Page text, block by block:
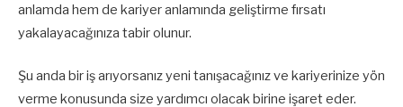
anlamda hem de kariyer anlamında geliştirme fırsatı
yakalayacağınıza tabir olunur.
Şu anda bir iş arıyorsanız yeni tanışacağınız ve kariyerinize yön
verme konusunda size yardımcı olacak birine işaret eder.